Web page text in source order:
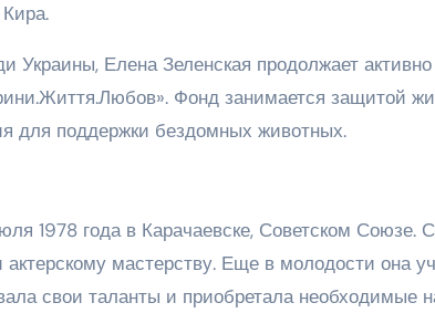
Елена Зеленская продолжает
Фонд занимается защитой
для поддержки бездомных животных.
1978 года в Карачаевске, Советском Союзе.
актерскому мастерству. Еще в молодости она
свои таланты и приобретала необходимые